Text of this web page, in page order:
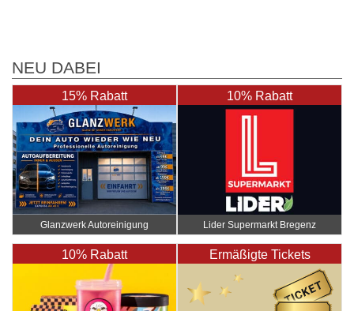
NEU DABEI
15% Rabatt
Glanzwerk Autoreinigung
10% Rabatt
Lider Supermarkt Bregenz
10% Rabatt Ermäßigte Tickets